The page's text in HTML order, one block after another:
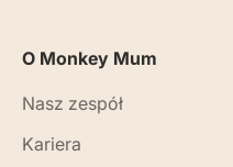
O Monkey Mum
Nasz zespół
Kariera